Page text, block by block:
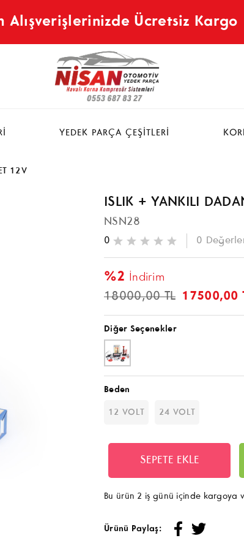
Alışverişlerinizde Ücretsiz Kargo
YEDEK PARÇA ÇEŞİTLERİ
12V
ISLIK + YANKILI
NSN28
0 0
%2 İndirim
18000,00 TL 17500,00
Diğer Seçenekler
Beden
12 VOLT 24 VOLT
Bu ürün 2 iş günü içinde kargoya
Ürünü Paylaş: